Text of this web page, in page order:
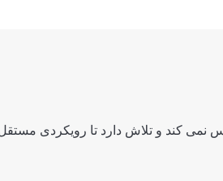
کند و تلاش دارد تا رویکردی مستقل،